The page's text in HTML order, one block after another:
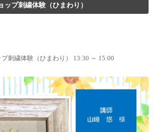
ップ刺繍体験（ひまわり）
刺繍体験（ひまわり） 13:30 ～ 15:00